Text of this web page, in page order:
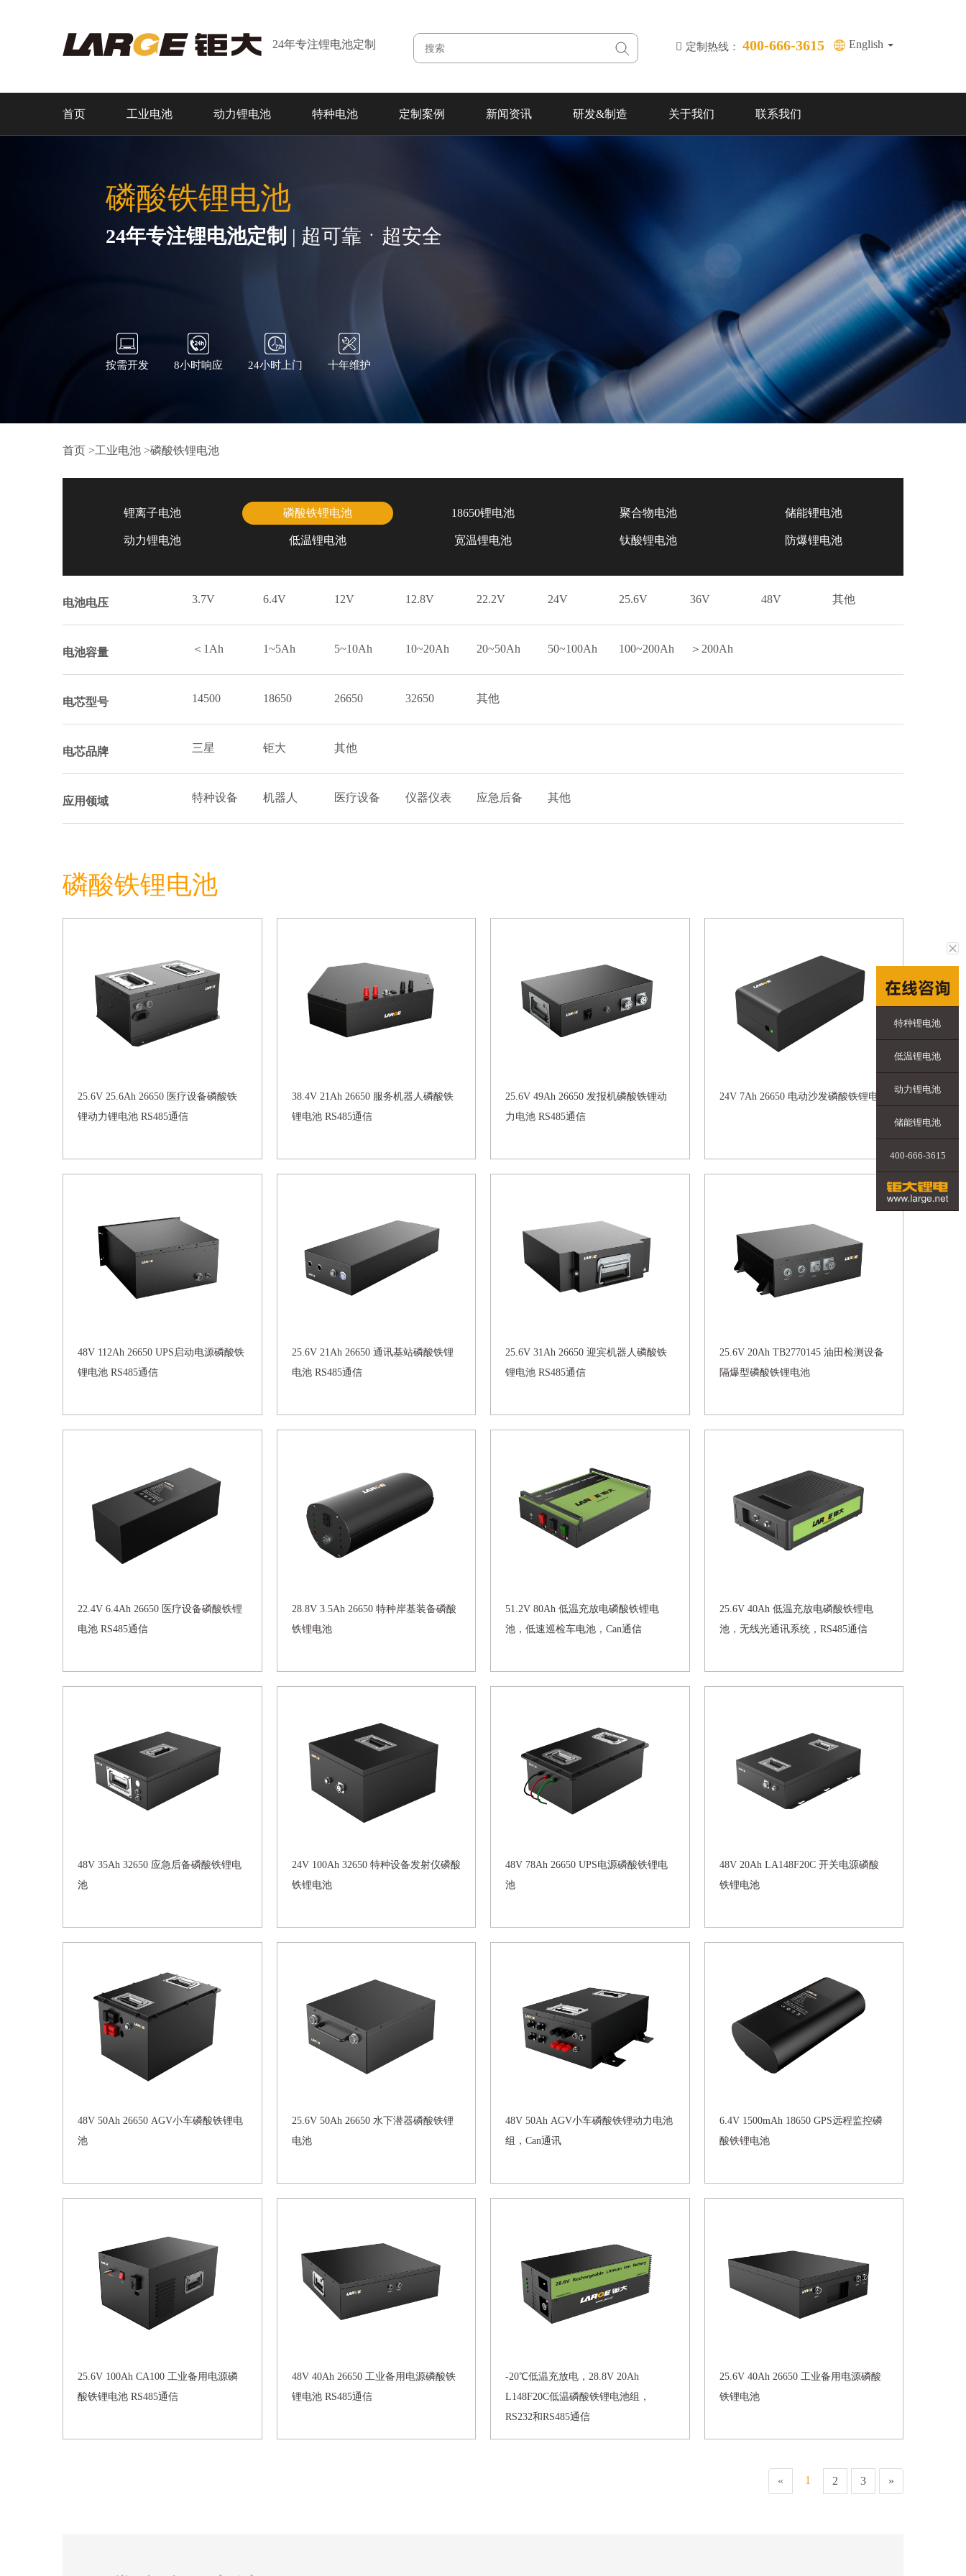
24年专注锂电池定制 定制热线： 400-666-3615 English
首页 工业电池 动力锂电池 特种电池 定制案例 新闻资讯 研发&制造 关于我们 联系我们
磷酸铁锂电池
24年专注锂电池定制 | 超可靠ㆍ超安全
按需开发 8小时响应 24小时上门 十年维护
首页 >工业电池 >磷酸铁锂电池
锂离子电池 磷酸铁锂电池 18650锂电池 聚合物电池 储能锂电池
动力锂电池 低温锂电池 宽温锂电池 钛酸锂电池 防爆锂电池
电池电压 3.7V 6.4V 12V 12.8V 22.2V 24V 25.6V 36V 48V 其他
电池容量 ＜1Ah 1~5Ah 5~10Ah 10~20Ah 20~50Ah 50~100Ah 100~200Ah ＞200Ah
电芯型号 14500 18650 26650 32650 其他
电芯品牌 三星 钜大 其他
应用领域 特种设备 机器人 医疗设备 仪器仪表 应急后备 其他
磷酸铁锂电池
25.6V 25.6Ah 26650 医疗设备磷酸铁
锂动力锂电池 RS485通信
38.4V 21Ah 26650 服务机器人磷酸铁
锂电池 RS485通信
25.6V 49Ah 26650 发报机磷酸铁锂动
力电池 RS485通信
24V 7Ah 26650 电动沙发磷酸铁锂电池
48V 112Ah 26650 UPS启动电源磷酸铁
锂电池 RS485通信
25.6V 21Ah 26650 通讯基站磷酸铁锂
电池 RS485通信
25.6V 31Ah 26650 迎宾机器人磷酸铁
锂电池 RS485通信
25.6V 20Ah TB2770145 油田检测设备
隔爆型磷酸铁锂电池
22.4V 6.4Ah 26650 医疗设备磷酸铁锂
电池 RS485通信
28.8V 3.5Ah 26650 特种岸基装备磷酸
铁锂电池
51.2V 80Ah 低温充放电磷酸铁锂电
池，低速巡检车电池，Can通信
25.6V 40Ah 低温充放电磷酸铁锂电
池，无线光通讯系统，RS485通信
48V 35Ah 32650 应急后备磷酸铁锂电
池
24V 100Ah 32650 特种设备发射仪磷酸
铁锂电池
48V 78Ah 26650 UPS电源磷酸铁锂电
池
48V 20Ah LA148F20C 开关电源磷酸
铁锂电池
48V 50Ah 26650 AGV小车磷酸铁锂电
池
25.6V 50Ah 26650 水下潜器磷酸铁锂
电池
48V 50Ah AGV小车磷酸铁锂动力电池
组，Can通讯
6.4V 1500mAh 18650 GPS远程监控磷
酸铁锂电池
25.6V 100Ah CA100 工业备用电源磷
酸铁锂电池 RS485通信
48V 40Ah 26650 工业备用电源磷酸铁
锂电池 RS485通信
-20℃低温充放电，28.8V 20Ah
L148F20C低温磷酸铁锂电池组，
RS232和RS485通信
25.6V 40Ah 26650 工业备用电源磷酸
铁锂电池
« 1 2 3 »
特种锂电池
低温锂电池
动力锂电池
储能锂电池
400-666-3615